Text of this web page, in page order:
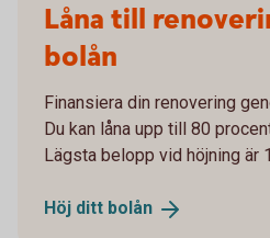
Låna till
bolån
Finansiera din renovering
Du kan låna upp till 80
Lägsta belopp vid höjning är
Höj ditt bolån